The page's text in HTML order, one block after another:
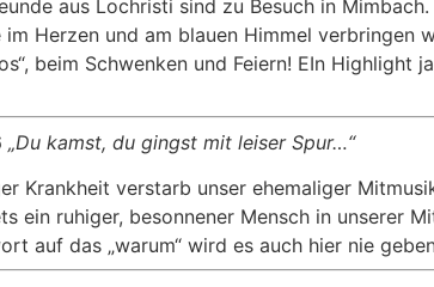
aus Lochristi sind zu Besuch in Mimbach.
im Herzen und am blauen Himmel verbringen
beim Schwenken und Feiern! EIn
„Du kamst, du gingst mit leiser Spur…“
Krankheit verstarb unser ehemaliger
ein ruhiger, besonnener Mensch in unserer
auf das „warum“ wird es auch hier nie